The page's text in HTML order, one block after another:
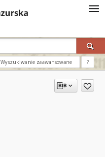
Wyszukiwanie zaawansowane ?